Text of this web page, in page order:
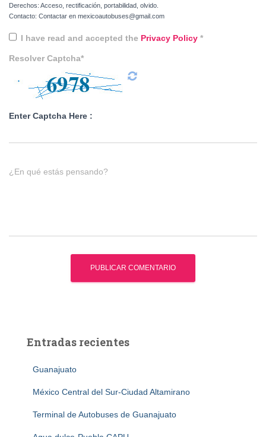
Derechos: Acceso, rectificación, portabilidad, olvido.
Contacto: Contactar en mexicoautobuses@gmail.com
I have read and accepted the Privacy Policy *
Resolver Captcha*
Enter Captcha Here :
¿En qué estás pensando?
Entradas recientes
Guanajuato
México Central del Sur-Ciudad Altamirano
Terminal de Autobuses de Guanajuato